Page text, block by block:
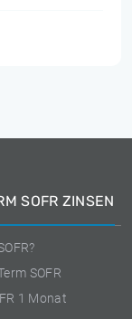
SOFR ZINSEN
SOFR
1 Monat